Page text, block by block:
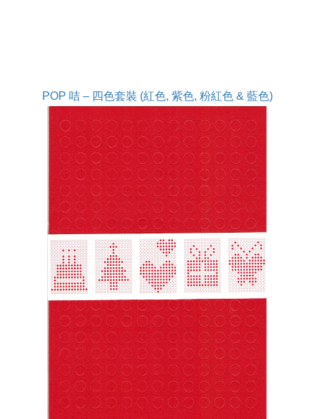
POP 咭 – 四色套裝 (紅色, 紫色, 粉紅色 & 藍色)